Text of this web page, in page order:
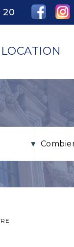
20
LOCATION